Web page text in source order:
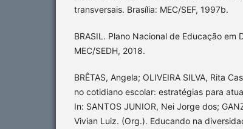
transversais. Brasília: MEC/SEF, 1997b.
BRASIL. Plano Nacional de Educação em
MEC/SEDH, 2018.
BRÊTAS, Angela; OLIVEIRA SILVA, Rita
no cotidiano escolar: estratégias para
In: SANTOS JUNIOR, Nei Jorge dos;
Vivian Luiz. (Org.). Educando na